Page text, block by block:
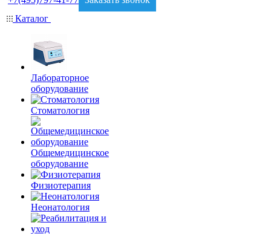
Каталог
Лабораторное
оборудование
Стоматология
Общемедицинское
оборудование
Физиотерапия
Неонатология